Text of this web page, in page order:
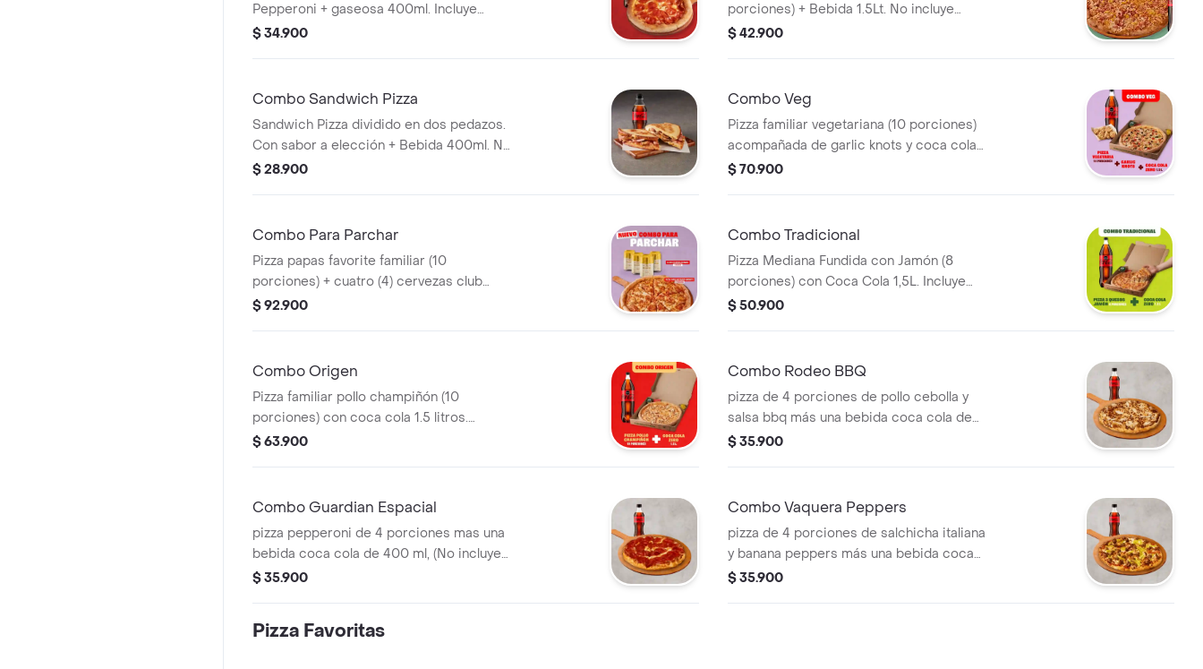
Pepperoni + gaseosa 400ml. Incluye
Salsa de Ajo, Sazonador Pimienta Roja y
$ 34.900
porciones) + Bebida 1.5Lt. No incluye
salsa de ajo, llevala por $2.900
$ 42.900
Combo Sandwich Pizza
Sandwich Pizza dividido en dos pedazos.
Con sabor a elección + Bebida 400ml. No
incluye salsa de ajo, llevala por $2.900
$ 28.900
Combo Veg
Pizza familiar vegetariana (10 porciones)
acompañada de garlic knots y coca cola
1.5 litros. Incluye Salsa de Ajo, Sazonador
$ 70.900
Combo Para Parchar
Pizza papas favorite familiar (10
porciones) + cuatro (4) cervezas club
colombia dorada 330ml. Incluye Salsa de
$ 92.900
Combo Tradicional
Pizza Mediana Fundida con Jamón (8
porciones) con Coca Cola 1,5L. Incluye
Salsa de Ajo, Sazonador Pimienta Roja y
$ 50.900
Combo Origen
Pizza familiar pollo champiñón (10
porciones) con coca cola 1.5 litros.
Incluye Salsa de Ajo, Sazonador Pimienta
$ 63.900
Combo Rodeo BBQ
pizza de 4 porciones de pollo cebolla y
salsa bbq más una bebida coca cola de
400 ml, (No incluye coleccionable para
$ 35.900
Combo Guardian Espacial
pizza pepperoni de 4 porciones mas una
bebida coca cola de 400 ml, (No incluye
coleccionable para este canal). Incluye
$ 35.900
Combo Vaquera Peppers
pizza de 4 porciones de salchicha italiana
y banana peppers más una bebida coca
cola de 400 ml, (No incluye coleccionable
$ 35.900
Pizza Favoritas